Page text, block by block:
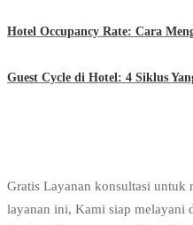
Hotel Occupancy Rate: Cara
Guest Cycle di Hotel: 4 Siklus
Gratis Layanan konsultasi untuk
layanan ini, Kami siap melayani